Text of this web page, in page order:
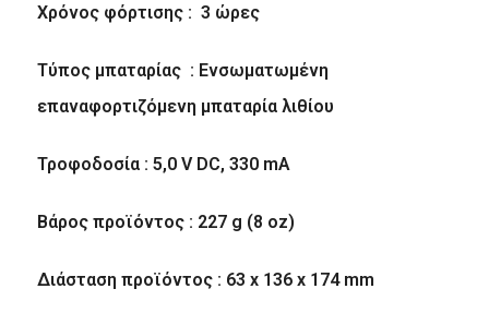
Χρόνος φόρτισης : 3 ώρες
Τύπος μπαταρίας : Ενσωματωμένη
επαναφορτιζόμενη μπαταρία λιθίου
Τροφοδοσία : 5,0 V DC, 330 mA
Βάρος προϊόντος : 227 g (8 oz)
Διάσταση προϊόντος : 63 x 136 x 174 mm